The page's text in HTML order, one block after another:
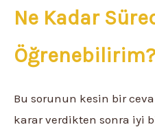
Ne Kadar
Öğrenebilirim?
Bu sorunun kesin bir
karar verdikten sonra iyi